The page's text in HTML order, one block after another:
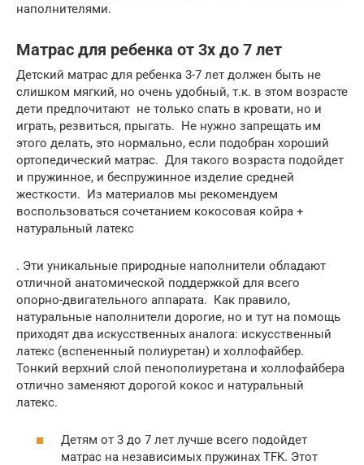
наполнителями.
Матрас для ребенка от 3х до 7 лет
Детский матрас для ребенка 3-7 лет должен быть не
слишком мягкий, но очень удобный, т.к. в этом возрасте
дети предпочитают не только спать в кровати, но и
играть, резвиться, прыгать. Не нужно запрещать им
этого делать, это нормально, если подобран хороший
ортопедический матрас. Для такого возраста подойдет
и пружинное, и беспружинное изделие средней
жесткости. Из материалов мы рекомендуем
воспользоваться сочетанием кокосовая койра +
натуральный латекс
. Эти уникальные природные наполнители обладают
отличной анатомической поддержкой для всего
опорно-двигательного аппарата. Как правило,
натуральные наполнители дорогие, но и тут на помощь
приходят два искусственных аналога: искусственный
латекс (вспененный полиуретан) и холлофайбер.
Тонкий верхний слой пенополиуретана и холлофайбера
отлично заменяют дорогой кокос и натуральный
латекс.
Детям от 3 до 7 лет лучше всего подойдет
матрас на независимых пружинах TFK. Этот